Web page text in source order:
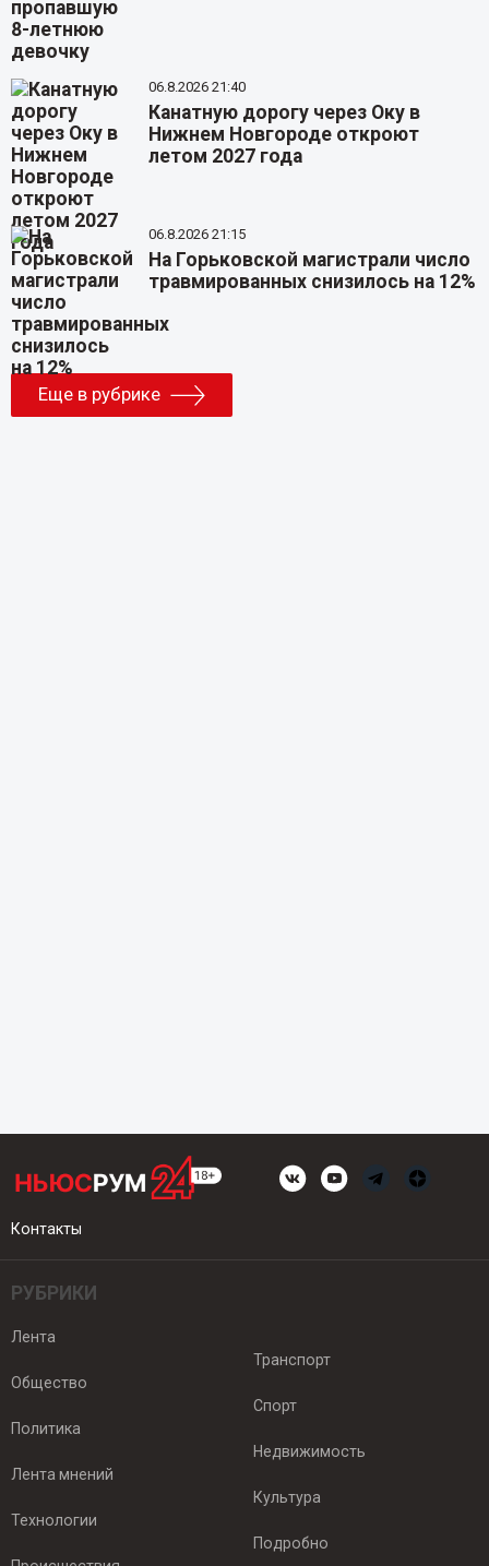
06.8.2026 21:40
Канатную дорогу через Оку в
Нижнем Новгороде откроют
летом 2027 года
06.8.2026 21:15
На Горьковской магистрали число
травмированных снизилось на 12%
Еще в рубрике
Контакты
РУБРИКИ
Лента
Общество
Политика
Лента мнений
Технологии
Транспорт
Спорт
Недвижимость
Культура
Подробно